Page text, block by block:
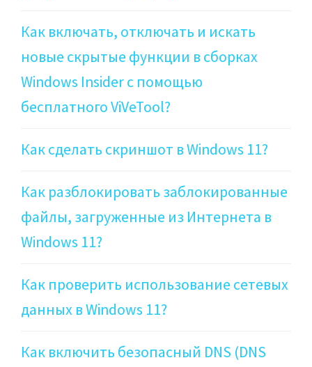
Как включать, отключать и искать
новые скрытые функции в сборках
Windows Insider с помощью
бесплатного ViVeTool?
Как сделать скриншот в Windows 11?
Как разблокировать заблокированные
файлы, загруженные из Интернета в
Windows 11?
Как проверить использование сетевых
данных в Windows 11?
Как включить безопасный DNS (DNS